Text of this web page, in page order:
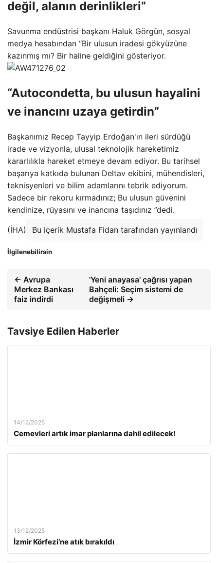
değil, alanın derinlikleri”
Savunma endüstrisi başkanı Haluk Görgün, sosyal
medya hesabından “Bir ulusun iradesi gökyüzüne
kazınmış mı? Bir haline geldiğini gösteriyor.
“Autocondetta, bu ulusun hayalini
ve inancını uzaya getirdin”
Başkanımız Recep Tayyip Erdoğan'ın ileri sürdüğü
irade ve vizyonla, ulusal teknolojik hareketimiz
kararlılıkla hareket etmeye devam ediyor. Bu tarihsel
başarıya katkıda bulunan Deltav ekibini, mühendisleri,
teknisyenleri ve bilim adamlarını tebrik ediyorum.
Sadece bir rekoru kırmadınız; Bu ulusun güvenini
kendinize, rüyasını ve inancına taşıdınız ”dedi.
(İHA) Bu içerik Mustafa Fidan tarafından yayınlandı
İlgilenebilirsin
← Avrupa
Merkez Bankası
faiz indirdi
'Yeni anayasa' çağrısı yapan
Bahçeli: Seçim sistemi de
değişmeli →
Tavsiye Edilen Haberler
14/12/2025
Cemevleri artık imar planlarına dahil edilecek!
13/12/2025
İzmir Körfezi’ne atık bırakıldı